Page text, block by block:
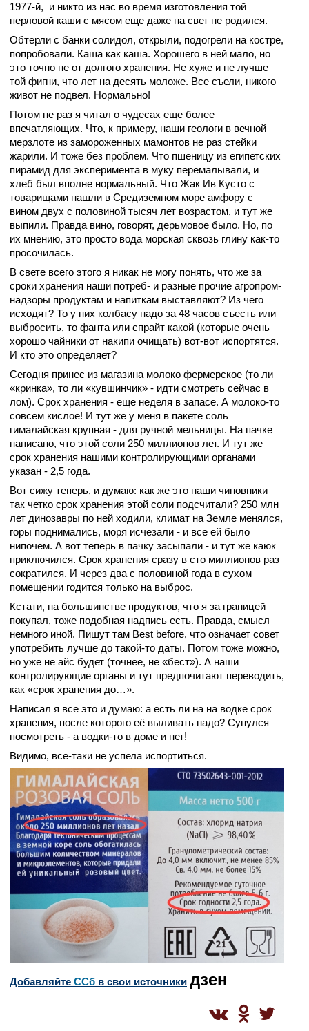
1977-й, и никто из нас во время изготовления той
перловой каши с мясом еще даже на свет не родился.
Обтерли с банки солидол, открыли, подогрели на костре,
попробовали. Каша как каша. Хорошего в ней мало, но
это точно не от долгого хранения. Не хуже и не лучше
той фигни, что лет на десять моложе. Все съели, никого
живот не подвел. Нормально!
Потом не раз я читал о чудесах еще более
впечатляющих. Что, к примеру, наши геологи в вечной
мерзлоте из замороженных мамонтов не раз стейки
жарили. И тоже без проблем. Что пшеницу из египетских
пирамид для эксперимента в муку перемалывали, и
хлеб был вполне нормальный. Что Жак Ив Кусто с
товарищами нашли в Средиземном море амфору с
вином двух с половиной тысяч лет возрастом, и тут же
выпили. Правда вино, говорят, дерьмовое было. Но, по
их мнению, это просто вода морская сквозь глину как-то
просочилась.
В свете всего этого я никак не могу понять, что же за
сроки хранения наши потреб- и разные прочие агропром-
надзоры продуктам и напиткам выставляют? Из чего
исходят? То у них колбасу надо за 48 часов съесть или
выбросить, то фанта или спрайт какой (которые очень
хорошо чайники от накипи очищать) вот-вот испортятся.
И кто это определяет?
Сегодня принес из магазина молоко фермерское (то ли
«кринка», то ли «кувшинчик» - идти смотреть сейчас в
лом). Срок хранения - еще неделя в запасе. А молоко-то
совсем кислое! И тут же у меня в пакете соль
гималайская крупная - для ручной мельницы. На пачке
написано, что этой соли 250 миллионов лет. И тут же
срок хранения нашими контролирующими органами
указан - 2,5 года.
Вот сижу теперь, и думаю: как же это наши чиновники
так четко срок хранения этой соли подсчитали? 250 млн
лет динозавры по ней ходили, климат на Земле менялся,
горы поднимались, моря исчезали - и все ей было
нипочем. А вот теперь в пачку засыпали - и тут же каюк
приключился. Срок хранения сразу в сто миллионов раз
сократился. И через два с половиной года в сухом
помещении годится только на выброс.
Кстати, на большинстве продуктов, что я за границей
покупал, тоже подобная надпись есть. Правда, смысл
немного иной. Пишут там Best before, что означает совет
употребить лучше до такой-то даты. Потом тоже можно,
но уже не айс будет (точнее, не «бест»). А наши
контролирующие органы и тут предпочитают переводить,
как «срок хранения до…».
Написал я все это и думаю: а есть ли на на водке срок
хранения, после которого её выливать надо? Сунулся
посмотреть - а водки-то в доме и нет!
Видимо, все-таки не успела испортиться.
Добавляйте CСб в свои источники дзен